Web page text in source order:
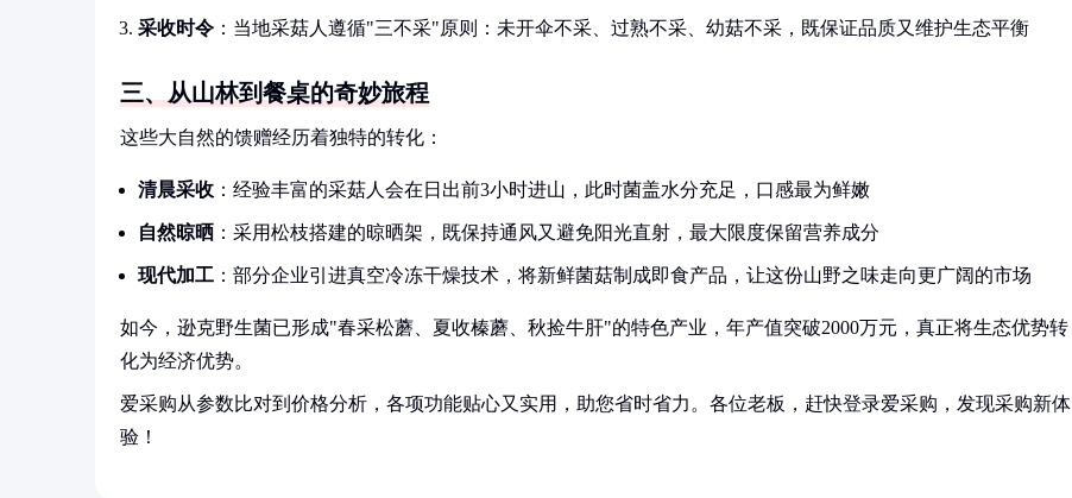
采收时令 ：当地采菇人遵循"三不采"原则：未开伞不采、过熟不采、幼菇不采，既保证品质又维护生态平衡
三、从山林到餐桌的奇妙旅程
这些大自然的馈赠经历着独特的转化：
清晨采收 ：经验丰富的采菇人会在日出前3小时进山，此时菌盖水分充足，口感最为鲜嫩
自然晾晒 ：采用松枝搭建的晾晒架，既保持通风又避免阳光直射，最大限度保留营养成分
现代加工 ：部分企业引进真空冷冻干燥技术，将新鲜菌菇制成即食产品，让这份山野之味走向更广阔的市场
如今，逊克野生菌已形成"春采松蘑、夏收榛蘑、秋捡牛肝"的特色产业，年产值突破2000万元，真正将生态优势转
化为经济优势。
爱采购从参数比对到价格分析，各项功能贴心又实用，助您省时省力。各位老板，赶快登录爱采购，发现采购新体
验！